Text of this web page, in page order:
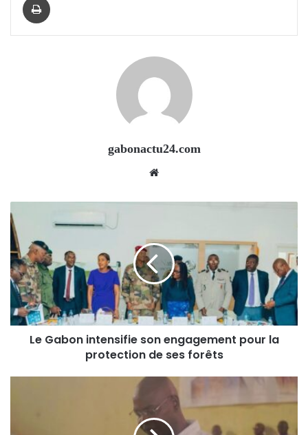
gabonactu24.com
Le Gabon intensifie son engagement pour la
protection de ses forêts